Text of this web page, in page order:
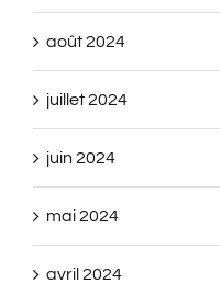
août 2024
juillet 2024
juin 2024
mai 2024
avril 2024